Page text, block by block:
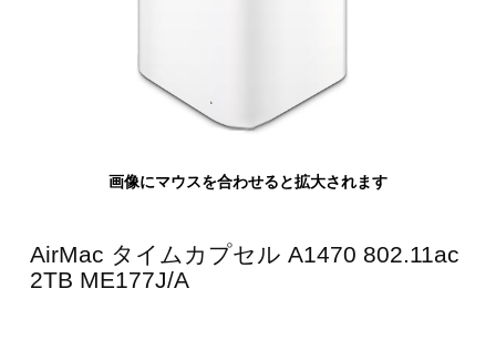
画像にマウスを合わせると拡大されます
AirMac タイムカプセル A1470 802.11ac
2TB ME177J/A